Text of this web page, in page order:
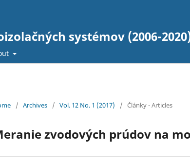
systémov (2006-
/ Archives / Vol. 12 No. 1 (2017) / Články - Articles
zvodových prúdov na